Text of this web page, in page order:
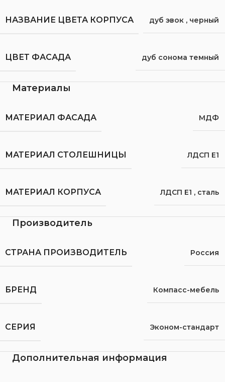
НАЗВАНИЕ ЦВЕТА КОРПУСА дуб эвок , черный
ЦВЕТ ФАСАДА дуб сонома темный
Материалы
МАТЕРИАЛ ФАСАДА МДФ
МАТЕРИАЛ СТОЛЕШНИЦЫ ЛДСП Е1
МАТЕРИАЛ КОРПУСА ЛДСП Е1 , сталь
Производитель
СТРАНА ПРОИЗВОДИТЕЛЬ Россия
БРЕНД Компасс-мебель
СЕРИЯ Эконом-стандарт
Дополнительная информация